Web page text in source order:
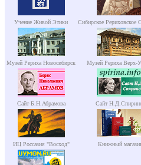
Учение Живой Этики Сибирское Рериховское
Музей Рериха Новосибирск Музей Рериха Верх-
Сайт Б.Н.Абрамова Сайт
ИЦ Россазия "Восход" Книжный